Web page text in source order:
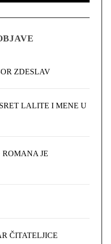
A
C
ZDESLAV
LALITE I MENE U
JE
ČITATELJICE